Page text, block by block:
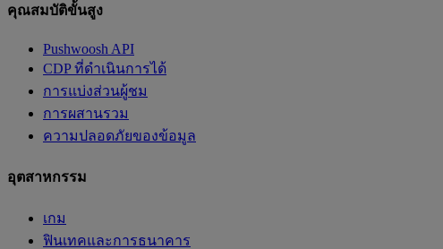
คุณสมบัติขั้นสูง
Pushwoosh API
CDP ที่ดำเนินการได้
การแบ่งส่วนผู้ชม
การผสานรวม
ความปลอดภัยของข้อมูล
อุตสาหกรรม
เกม
ฟินเทคและการธนาคาร